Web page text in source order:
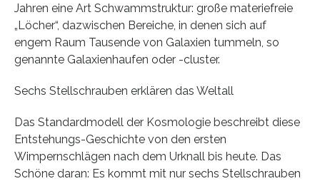
Jahren eine Art Schwammstruktur: große materiefreie
„Löcher“, dazwischen Bereiche, in denen sich auf
engem Raum Tausende von Galaxien tummeln, so
genannte Galaxienhaufen oder -cluster.
Sechs Stellschrauben erklären das Weltall
Das Standardmodell der Kosmologie beschreibt diese
Entstehungs-Geschichte von den ersten
Wimpernschlägen nach dem Urknall bis heute. Das
Schöne daran: Es kommt mit nur sechs Stellschrauben